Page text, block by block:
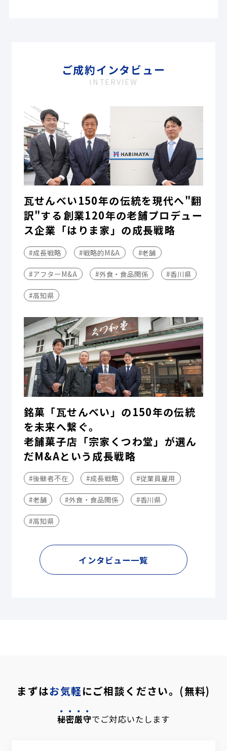
ご成約インタビュー
INTERVIEW
瓦せんべい150年の伝統を現代へ"翻
訳"する――創業120年の老舗プロデュー
ス企業「はりま家」の成長戦略
#成長戦略 #戦略的M&A #老舗
#アフターM&A #外食・食品関係 #香川県
#高知県
銘菓「瓦せんべい」の150年の伝統
を未来へ繋ぐ。
老舗菓子店「宗家くつわ堂」が選ん
だM&Aという成長戦略
#後継者不在 #成長戦略 #従業員雇用
#老舗 #外食・食品関係 #香川県
#高知県
インタビュー一覧
まずはお気軽にご相談ください。(無料)
秘密厳守でご対応いたします